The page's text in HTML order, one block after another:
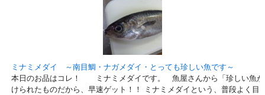
ミナミメダイ ～南目鯛・ナガメダイ・とっても珍しい魚です～
本日のお品はコレ！ ミナミメダイです。 魚屋さんから「珍しい魚が
けられたものだから、早速ゲット！！ ミナミメダイという、普段よく目